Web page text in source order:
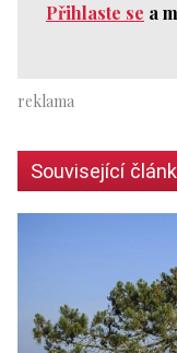
Přihlaste se a
Související